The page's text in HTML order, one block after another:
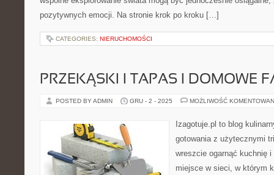
pozytywnych emocji. Na stronie krok po kroku […]
CATEGORIES: NIERUCHOMOŚCI
PRZEKĄSKI I TAPAS I DOMOWE
POSTED BY ADMIN GRU - 2 - 2025 MOŻLIWOŚĆ
Izagotuje.pl to blog
gotowania z użytecznymi
wreszcie ogarnąć kuchnię
miejsce w sieci, w którym